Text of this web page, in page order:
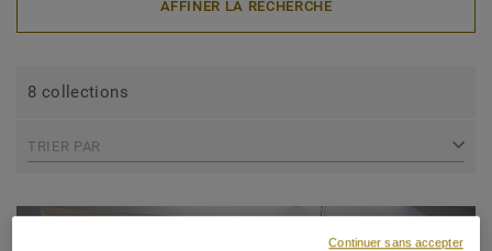
AFFINER LA RECHERCHE
8 collections
TRIER PAR
Continuer sans accepter